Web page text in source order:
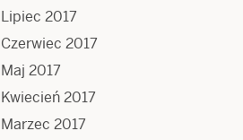
Lipiec 2017
Czerwiec 2017
Maj 2017
Kwiecień 2017
Marzec 2017